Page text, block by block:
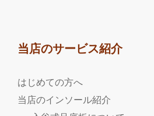
当店のサービス紹介
はじめての方へ
当店のインソール紹介